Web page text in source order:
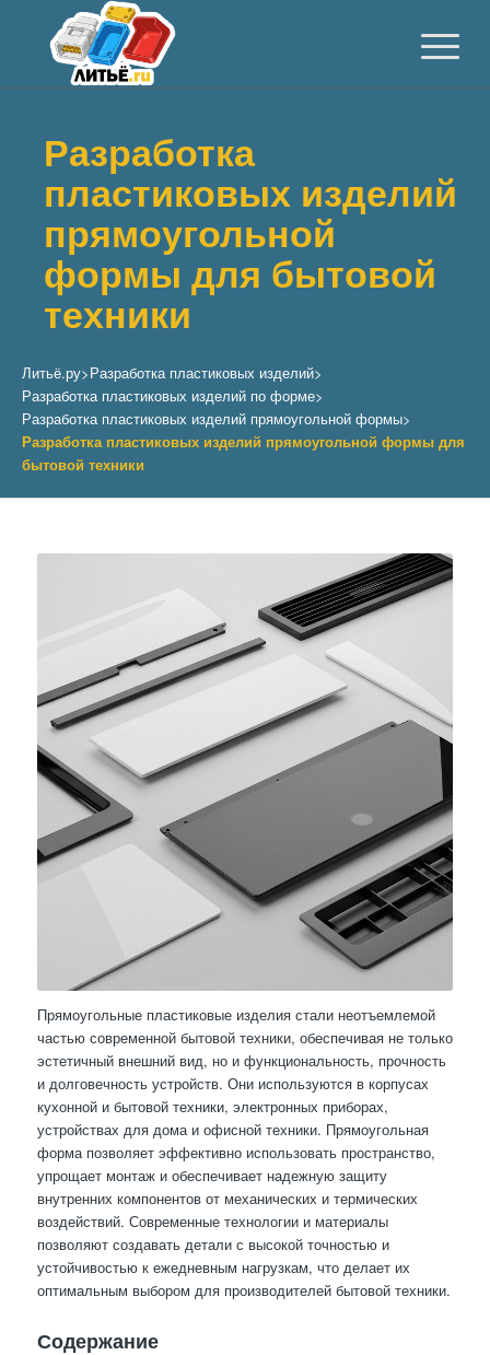
Разработка
пластиковых изделий
прямоугольной
формы для бытовой
техники
Литьё.ру>Разработка пластиковых изделий>
Разработка пластиковых изделий по форме>
Разработка пластиковых изделий прямоугольной формы>
Разработка пластиковых изделий прямоугольной формы для
бытовой техники
Прямоугольные пластиковые изделия стали неотъемлемой
частью современной бытовой техники, обеспечивая не только
эстетичный внешний вид, но и функциональность, прочность
и долговечность устройств. Они используются в корпусах
кухонной и бытовой техники, электронных приборах,
устройствах для дома и офисной техники. Прямоугольная
форма позволяет эффективно использовать пространство,
упрощает монтаж и обеспечивает надежную защиту
внутренних компонентов от механических и термических
воздействий. Современные технологии и материалы
позволяют создавать детали с высокой точностью и
устойчивостью к ежедневным нагрузкам, что делает их
оптимальным выбором для производителей бытовой техники.
Содержание